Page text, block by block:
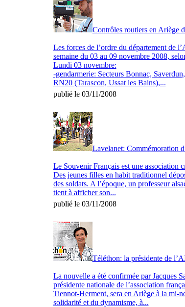
Contrôles routiers en Ariège
Les forces de l’ordre du département de
semaine du 03 au 09 novembre 2008,
Lundi 03 novembre:
-gendarmerie: Secteurs Bonnac,
RN20 (Tarascon, Ussat les Bains),...
publié le 03/11/2008
Lavelanet: Commémoration
Le Souvenir Français est une association
Des jeunes filles en habit traditionnel
des soldats. A l’époque, un professeur
tient à afficher son...
publié le 03/11/2008
Téléthon: la présidente de
La nouvelle a été confirmée par Jacques
présidente nationale de l’association
Tiennot-Herment, sera en Ariège à la mi-
solidarité et du dynamisme, à...